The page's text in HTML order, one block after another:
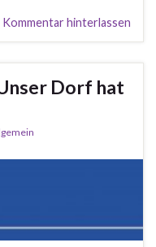
Kommentar hinterlassen
Dorf hat